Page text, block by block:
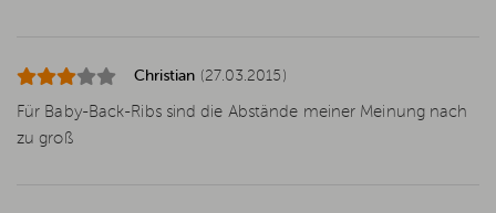
Christian (27.03.2015)
Für Baby-Back-Ribs sind die Abstände meiner Meinung nach
zu groß